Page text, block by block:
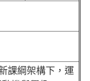
課綱架構下，運